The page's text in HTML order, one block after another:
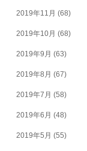
2019年11月 (68)
2019年10月 (68)
2019年9月 (63)
2019年8月 (67)
2019年7月 (58)
2019年6月 (48)
2019年5月 (55)